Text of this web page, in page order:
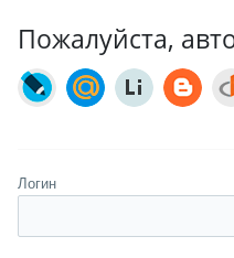
Пожалуйста,
Логин